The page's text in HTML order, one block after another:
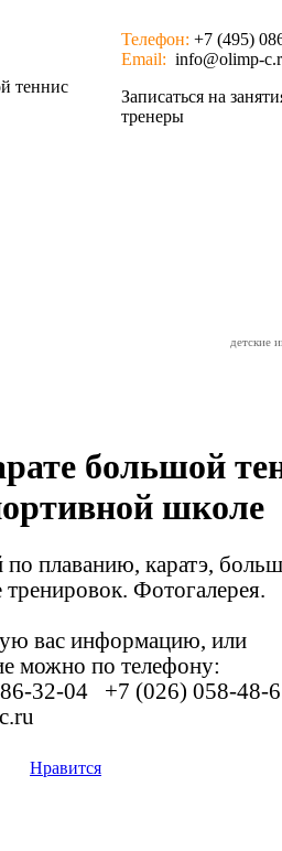
теннис
Телефон: +7 (495)
Email: info@olimp-
Записаться на
тренеры
детские
большой
школе
по плаванию, каратэ,
тренировок. Фотогалерея.
вас информацию, или
можно по телефону:
32-04 +7 (026) 058-48-
Нравится